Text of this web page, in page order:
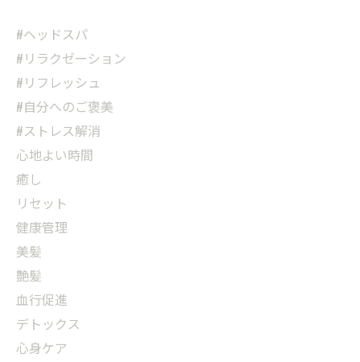
#ヘッドスパ
#リラクゼーション
#リフレッシュ
#自分へのご褒美
#ストレス解消
心地よい時間
癒し
リセット
健康管理
美髪
艶髪
血行促進
デトックス
心身ケア